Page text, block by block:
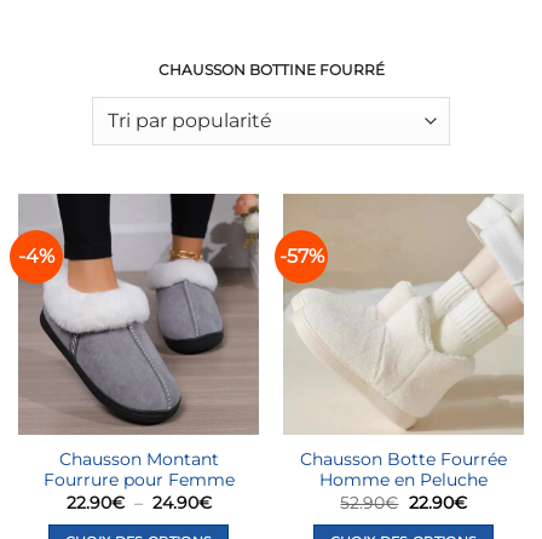
CHAUSSON BOTTINE FOURRÉ
-4%
Chausson Montant
Fourrure pour Femme
22.90€ – 24.90€Plage
prix :
-57%
Chausson Botte Fourrée
Homme en Peluche
52.90€ Le
initial
22.90€Le
actuel